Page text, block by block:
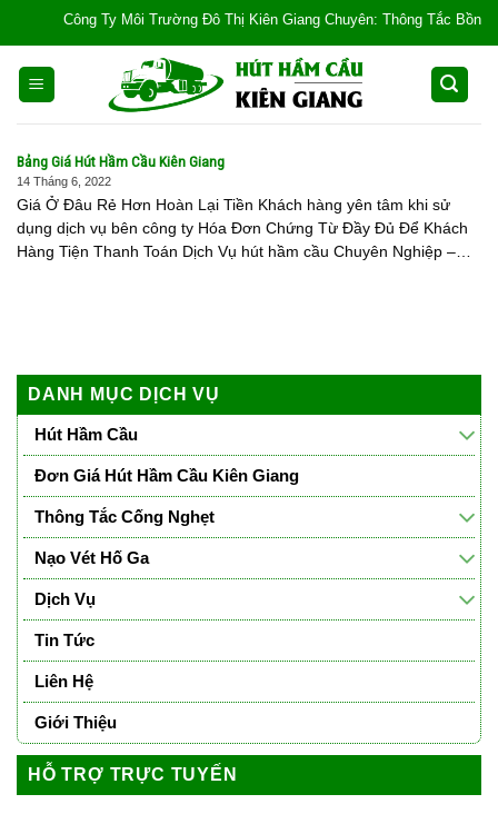
content
Công Ty Môi Trường Đô Thị Kiên Giang Chuyên: Thông Tắc Bồn
Bảng Giá Hút Hầm Cầu Kiên Giang
14 Tháng 6, 2022
Giá Ở Đâu Rẻ Hơn Hoàn Lại Tiền Khách hàng yên tâm khi sử
dụng dịch vụ bên công ty Hóa Đơn Chứng Từ Đầy Đủ Để Khách
Hàng Tiện Thanh Toán Dịch Vụ hút hầm cầu Chuyên Nghiệp –
DANH MỤC DỊCH VỤ
Hút Hầm Cầu
Đơn Giá Hút Hầm Cầu Kiên Giang
Thông Tắc Cống Nghẹt
Nạo Vét Hố Ga
Dịch Vụ
Tin Tức
Liên Hệ
Giới Thiệu
HỖ TRỢ TRỰC TUYẾN